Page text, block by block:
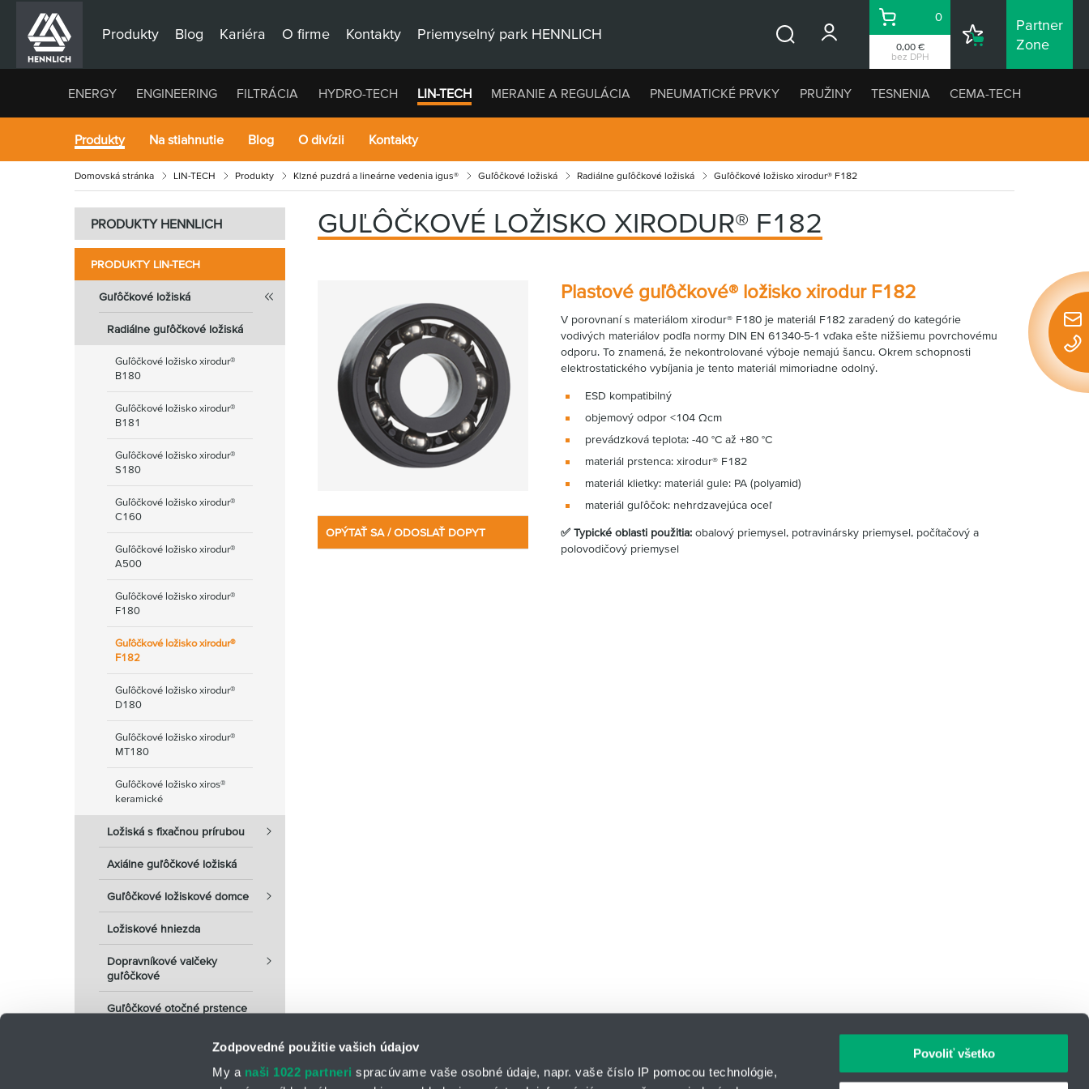
Zodpovedné použitie vašich údajov
My a naši 1022 partneri spracúvame vaše osobné údaje, napr. vaše číslo IP pomocou technológie,
Povoliť všetko
Produkty Blog Kariéra O firme Kontakty Priemyselný park HENNLICH
0,00 €
bez DPH
Košík
0
Nákupný
Partner
Zone
ENERGY ENGINEERING FILTRÁCIA HYDRO-TECH LIN-TECH MERANIE A REGULÁCIA PNEUMATICKÉ PRVKY PRUŽINY TESNENIA CEMA-TECH
Produkty Na stiahnutie Blog O divízii Kontakty
Domovská stránka LIN-TECH Produkty Klzné puzdrá a lineárne vedenia igus® Guľôčkové ložiská Radiálne guľôčkové ložiská Guľôčkové ložisko xirodur® F182
PRODUKTY HENNLICH
PRODUKTY LIN-TECH
Guľôčkové ložiská
Radiálne guľôčkové ložiská
Guľôčkové ložisko xirodur®
B180
Guľôčkové ložisko xirodur®
B181
Guľôčkové ložisko xirodur®
S180
Guľôčkové ložisko xirodur®
C160
Guľôčkové ložisko xirodur®
A500
Guľôčkové ložisko xirodur®
F180
Guľôčkové ložisko xirodur®
F182
Guľôčkové ložisko xirodur®
D180
Guľôčkové ložisko xirodur®
MT180
Guľôčkové ložisko xiros®
keramické
Ložiská s fixačnou prírubou
Axiálne guľôčkové ložiská
Guľôčkové ložiskové domce
Ložiskové hniezda
Dopravníkové valčeky
guľôčkové
Guľôčkové otočné prstence
GUĽÔČKOVÉ LOŽISKO XIRODUR® F182
OPÝTAŤ SA / ODOSLAŤ DOPYT
Plastové guľôčkové® ložisko xirodur F182
V porovnaní s materiálom xirodur® F180 je materiál F182 zaradený do kategórie
vodivých materiálov podľa normy DIN EN 61340-5-1 vďaka ešte nižšiemu povrchovému
odporu. To znamená, že nekontrolované výboje nemajú šancu. Okrem schopnosti
elektrostatického vybíjania je tento materiál mimoriadne odolný.
ESD kompatibilný
objemový odpor <104 Ωcm
prevádzková teplota: -40 °C až +80 °C
materiál prstenca: xirodur® F182
materiál klietky: materiál gule: PA (polyamid)
materiál guľôčok: nehrdzavejúca oceľ
✅ Typické oblasti použitia: obalový priemysel, potravinársky priemysel, počítačový a
polovodičový priemysel